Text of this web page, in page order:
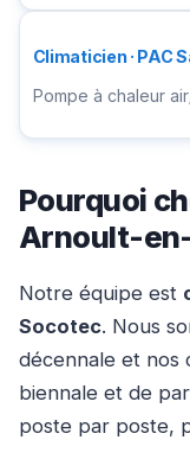
Climaticien ·
Pompe à chaleur
Pourquoi
Arnoult-
Notre équipe est
Socotec. Nous
décennale et nos
biennale et de
poste par poste,